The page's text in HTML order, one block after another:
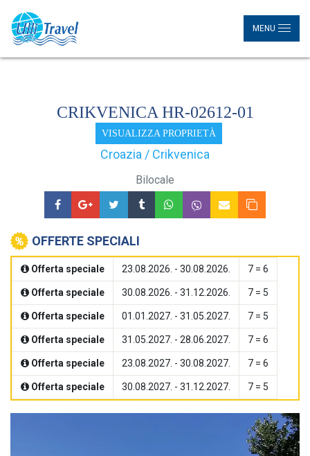
MENU
CRIKVENICA HR-02612-01
VISUALIZZA PROPRIETÀ
Croazia / Crikvenica
Bilocale
OFFERTE SPECIALI
Offerta speciale 23.08.2026. - 30.08.2026. 7 = 6
Offerta speciale 30.08.2026. - 31.12.2026. 7 = 5
Offerta speciale 01.01.2027. - 31.05.2027. 7 = 5
Offerta speciale 31.05.2027. - 28.06.2027. 7 = 6
Offerta speciale 23.08.2027. - 30.08.2027. 7 = 6
Offerta speciale 30.08.2027. - 31.12.2027. 7 = 5